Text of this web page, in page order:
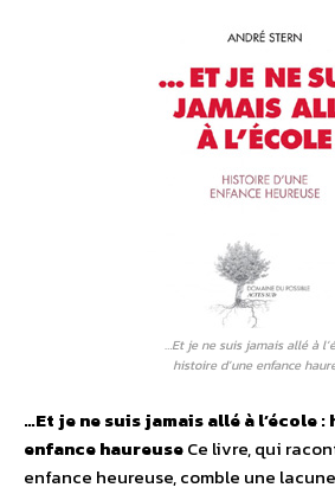
…Et je ne suis jamais allé à
histoire d’une enfance
…Et je ne suis jamais allé à l’école :
enfance haureuseCe livre, qui
enfance heureuse, comble une